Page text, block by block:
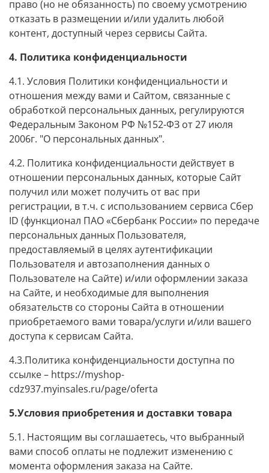
право (но не обязанность) по своему усмотрению
отказать в размещении и/или удалить любой
контент, доступный через сервисы Сайта.
4. Политика конфиденциальности
4.1. Условия Политики конфиденциальности и
отношения между вами и Сайтом, связанные с
обработкой персональных данных, регулируются
Федеральным Законом РФ №152-ФЗ от 27 июля
2006г. "О персональных данных".
4.2. Политика конфиденциальности действует в
отношении персональных данных, которые Сайт
получил или может получить от вас при
регистрации, в т.ч. с использованием сервиса Сбер
ID (функционал ПАО «Сбербанк России» по передаче
персональных данных Пользователя,
предоставляемый в целях аутентификации
Пользователя и автозаполнения данных о
Пользователе на Сайте) и/или оформлении заказа
на Сайте, и необходимые для выполнения
обязательств со стороны Сайта в отношении
приобретаемого вами товара/услуги и/или вашего
доступа к сервисам Сайта.
4.3.Политика конфиденциальности доступна по
ссылке – https://myshop-
cdz937.myinsales.ru/page/oferta
5.Условия приобретения и доставки товара
5.1. Настоящим вы соглашаетесь, что выбранный
вами способ оплаты не подлежит изменению с
момента оформления заказа на Сайте.